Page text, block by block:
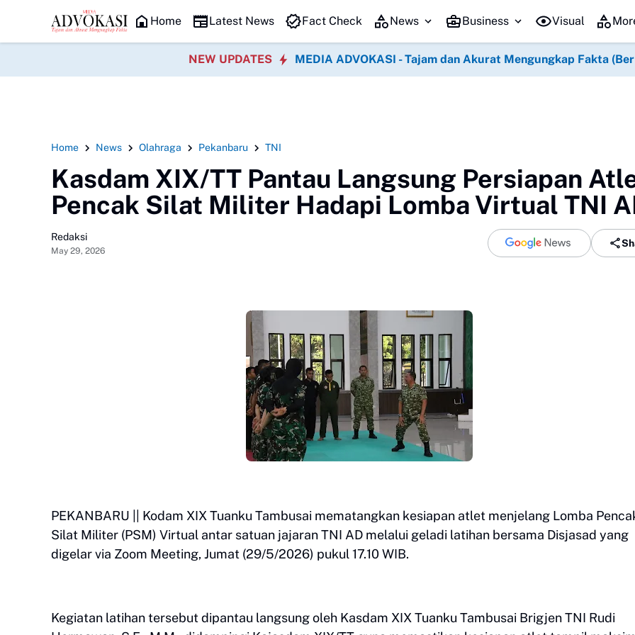
HEADLINE
Home Latest News Fact Check News Business Visual
NEW UPDATES MEDIA ADVOKASI - Tajam dan Akurat Mengungkap Fakta
Home News Olahraga Pekanbaru TNI
Kasdam XIX/TT Pantau Langsung Persiapan
Pencak Silat Militer Hadapi Lomba Virtual TNI
Redaksi
May 29, 2026
PEKANBARU || Kodam XIX Tuanku Tambusai mematangkan kesiapan atlet menjelang Lomba
Silat Militer (PSM) Virtual antar satuan jajaran TNI AD melalui geladi latihan bersama Disjasad yang
digelar via Zoom Meeting, Jumat (29/5/2026) pukul 17.10 WIB.
Kegiatan latihan tersebut dipantau langsung oleh Kasdam XIX Tuanku Tambusai Brigjen TNI Rudi